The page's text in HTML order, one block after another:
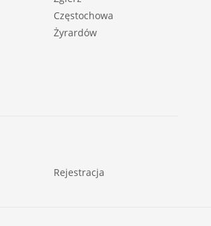
Częstochowa
Żyrardów
Rejestracja